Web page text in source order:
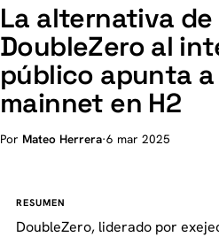
La alternativa de
DoubleZero al
público apunta
mainnet en H2
Por Mateo Herrera·6 mar 2025
RESUMEN
DoubleZero, liderado por